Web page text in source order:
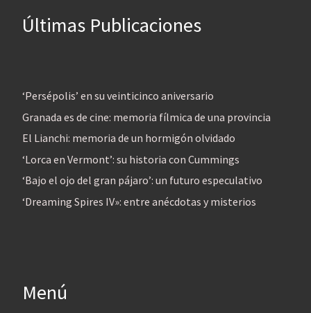
Últimas Publicaciones
‘Persépolis’ en su veinticinco aniversario
Granada es de cine: memoria fílmica de una provincia
El Lianchi: memoria de un hormigón olvidado
‘Lorca en Vermont’: su historia con Cummings
‘Bajo el ojo del gran pájaro’: un futuro especulativo
‘Dreaming Spires IV»: entre anécdotas y misterios
Menú